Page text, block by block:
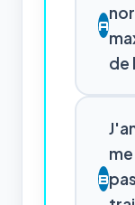
A
de
B